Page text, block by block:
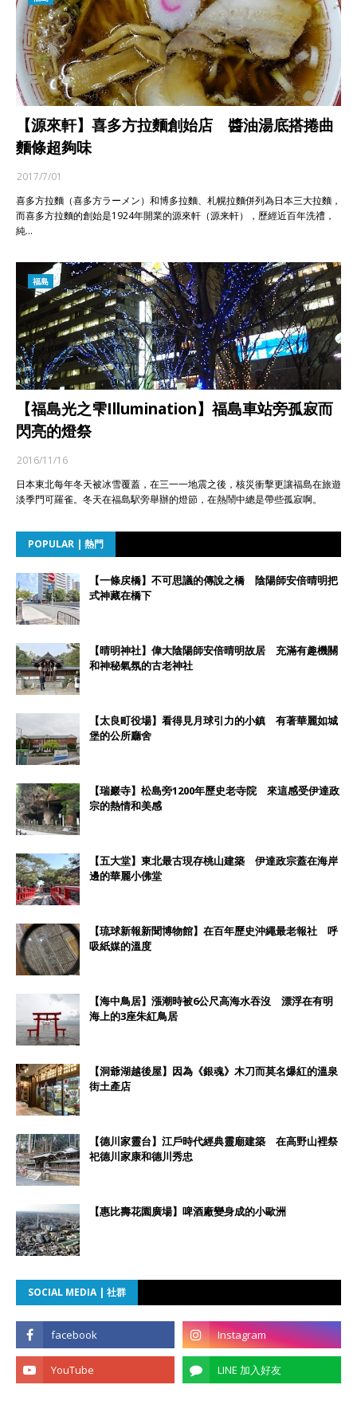
【源來軒】喜多方拉麵創始店 醬油湯底搭捲曲
麵條超夠味
2017/7/01
喜多方拉麵（喜多方ラーメン）和博多拉麵、札幌拉麵併列為日本三大拉麵，
而喜多方拉麵的創始是1924年開業的源來軒（源来軒），歷經近百年洗禮，
純…
福島
【福島光之雫Illumination】福島車站旁孤寂而
閃亮的燈祭
2016/11/16
日本東北每年冬天被冰雪覆蓋，在三一一地震之後，核災衝擊更讓福島在旅遊
淡季門可羅雀。冬天在福島駅旁舉辦的燈節，在熱鬧中總是帶些孤寂啊。
POPULAR | 熱門
【一條戻橋】不可思議的傳說之橋 陰陽師安倍晴明把
式神藏在橋下
【晴明神社】偉大陰陽師安倍晴明故居 充滿有趣機關
和神秘氣氛的古老神社
【太良町役場】看得見月球引力的小鎮 有著華麗如城
堡的公所廳舍
【瑞巖寺】松島旁1200年歷史老寺院 來這感受伊達政
宗的熱情和美感
【五大堂】東北最古現存桃山建築 伊達政宗蓋在海岸
邊的華麗小佛堂
【琉球新報新聞博物館】在百年歷史沖繩最老報社 呼
吸紙媒的溫度
【海中鳥居】漲潮時被6公尺高海水吞沒 漂浮在有明
海上的3座朱紅鳥居
【洞爺湖越後屋】因為《銀魂》木刀而莫名爆紅的溫泉
街土產店
【德川家靈台】江戶時代經典靈廟建築 在高野山裡祭
祀德川家康和德川秀忠
【惠比壽花園廣場】啤酒廠變身成的小歐洲
SOCIAL MEDIA | 社群